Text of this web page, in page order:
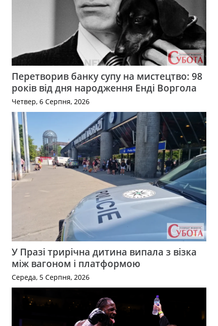
Перетворив банку супу на мистецтво: 98
років від дня народження Енді Воргола
Четвер, 6 Серпня, 2026
У Празі трирічна дитина випала з візка
між вагоном і платформою
Середа, 5 Серпня, 2026